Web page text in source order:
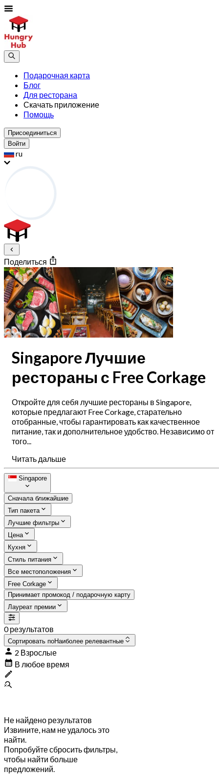
Подарочная карта
Блог
Для ресторана
Скачать приложение
Помощь
Присоединиться
Войти
ru
Поделиться
Singapore Лучшие
рестораны с Free Corkage
Откройте для себя лучшие рестораны в Singapore,
которые предлагают Free Corkage, старательно
отобранные, чтобы гарантировать как качественное
питание, так и дополнительное удобство. Независимо от
того...
Читать дальше
Singapore
Сначала ближайшие
Тип пакета
Лучшие фильтры
Цена
Кухня
Стиль питания
Все местоположения
Free Corkage
Принимает промокод / подарочную карту
Лауреат премии
0 результатов
Сортировать поНаиболее релевантные
2 Взрослые
В любое время
Не найдено результатов
Извините, нам не удалось это
найти.
Попробуйте сбросить фильтры,
чтобы найти больше
предложений.